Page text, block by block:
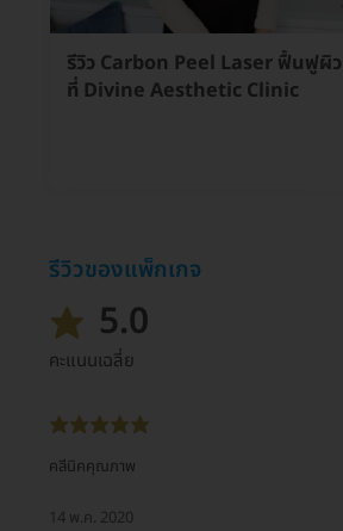
รีวิว Carbon Peel Laser ฟื้นฟูผิว
ที่ Divine Aesthetic Clinic
รีวิวของแพ็กเกจ
5.0
คะแนนเฉลี่ย
คลีนิคคุณภาพ
14 พ.ค. 2020